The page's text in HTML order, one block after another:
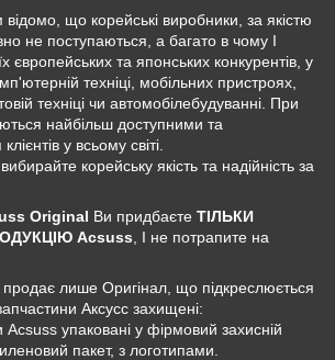
що корейські виробники, за якістю
не поступаються, а багато в чому І
європейських та японських конкурентів, у
техніці, мобільних пристроях,
техніці чи автомобілебудуванні. При
найбільш доступними та
у всьому світі.
корейську якість та надійність за
Original Ви придбаєте ТІЛЬКИ
Acsuss , І не потрапите на
лише Оригінал, що підкреслюється
Аксусс захищені:
упаковані у фірмовий захисній
пакет, з логотипами.